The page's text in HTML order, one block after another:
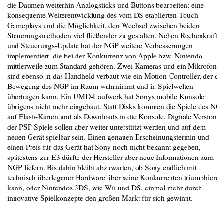
die Daumen weiterhin Analogsticks und Buttons bearbeiten: eine
konsequente Weiterentwicklung des vom DS etablierten Touch-
Gameplays und die Möglichkeit, den Wechsel zwischen beiden
Steuerungsmethoden viel fließender zu gestalten. Neben Rechenkraft
und Steuerungs-Update hat der NGP weitere Verbesserungen
implementiert, die bei der Konkurrenz von Apple bzw. Nintendo
mittlerweile zum Standard gehören. Zwei Kameras und ein Mikrofon
sind ebenso in das Handheld verbaut wie ein Motion-Controller, der
Bewegung des NGP im Raum wahrnimmt und in Spielwelten
übertragen kann. Ein UMD-Laufwerk hat Sonys mobile Konsole
übrigens nicht mehr eingebaut. Statt Disks kommen die Spiele des
auf Flash-Karten und als Downloads in die Konsole. Digitale
der PSP-Spiele sollen aber weiter unterstützt werden und auf dem
neuen Gerät spielbar sein. Einen genauen Erscheinungstermin und
einen Preis für das Gerät hat Sony noch nicht bekannt gegeben,
spätestens zur E3 dürfte der Hersteller aber neue Informationen zum
NGP liefern. Bis dahin bleibt abzuwarten, ob Sony endlich mit
technisch überlegener Hardware über seine Konkurrenten
kann, oder Nintendos 3DS, wie Wii und DS, einmal mehr durch
innovative Spielkonzepte den großen Markt für sich gewinnt.